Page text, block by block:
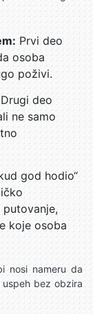
Prvi deo
osoba
poživi.
Drugi deo
ne samo
god hodio“
koje osoba
nosi nameru da
bez obzira